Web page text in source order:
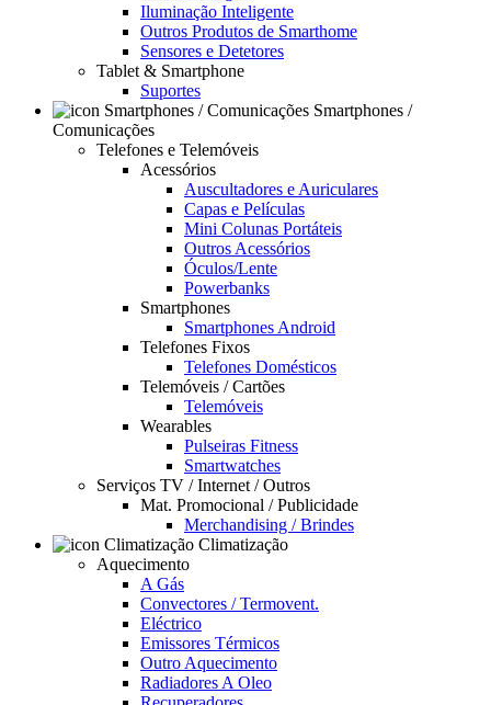
Iluminação Inteligente
Outros Produtos de Smarthome
Sensores e Detetores
Tablet & Smartphone
Suportes
Smartphones /
Comunicações
Telefones e Telemóveis
Acessórios
Auscultadores e Auriculares
Capas e Películas
Mini Colunas Portáteis
Outros Acessórios
Óculos/Lente
Powerbanks
Smartphones
Smartphones Android
Telefones Fixos
Telefones Domésticos
Telemóveis / Cartões
Telemóveis
Wearables
Pulseiras Fitness
Smartwatches
Serviços TV / Internet / Outros
Mat. Promocional / Publicidade
Merchandising / Brindes
Climatização
Aquecimento
A Gás
Convectores / Termovent.
Eléctrico
Emissores Térmicos
Outro Aquecimento
Radiadores A Oleo